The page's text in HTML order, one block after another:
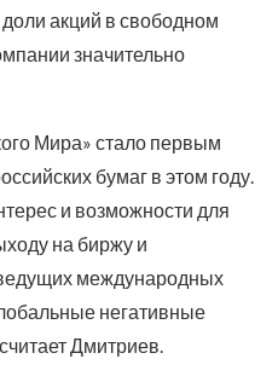
акций в свободном
значительно
Мира» стало первым
бумаг в этом году.
и возможности для
на биржу и
международных
негативные
Дмитриев.